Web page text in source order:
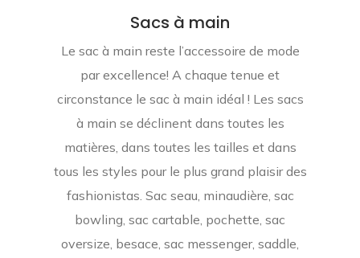
Sacs à main
Le sac à main reste l’accessoire de mode
par excellence! A chaque tenue et
circonstance le sac à main idéal ! Les sacs
à main se déclinent dans toutes les
matières, dans toutes les tailles et dans
tous les styles pour le plus grand plaisir des
fashionistas. Sac seau, minaudière, sac
bowling, sac cartable, pochette, sac
oversize, besace, sac messenger, saddle,